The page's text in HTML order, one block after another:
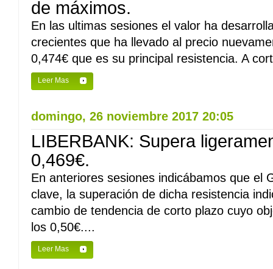
de máximos.
En las ultimas sesiones el valor ha
crecientes que ha llevado al precio
0,474€ que es su principal resistencia. A
Leer Mas
domingo, 26 noviembre 2017 20:05
LIBERBANK: Supera
0,469€.
En anteriores sesiones indicábamos que el
clave, la superación de dicha resistencia
cambio de tendencia de corto plazo cuyo
los 0,50€....
Leer Mas